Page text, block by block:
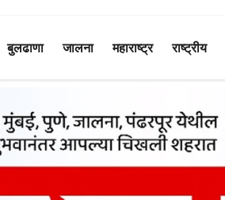
बुलढाणा जालना महाराष्ट्र राष्ट्रीय